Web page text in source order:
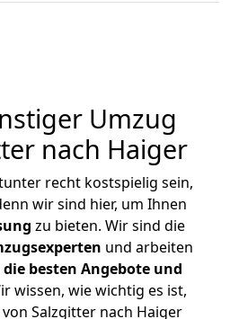
Umzug
nach Haiger
recht kostspielig sein,
wir sind hier, um Ihnen
zu bieten. Wir sind die
und arbeiten
die besten Angebote und
wissen, wie wichtig es ist,
Salzgitter nach Haiger